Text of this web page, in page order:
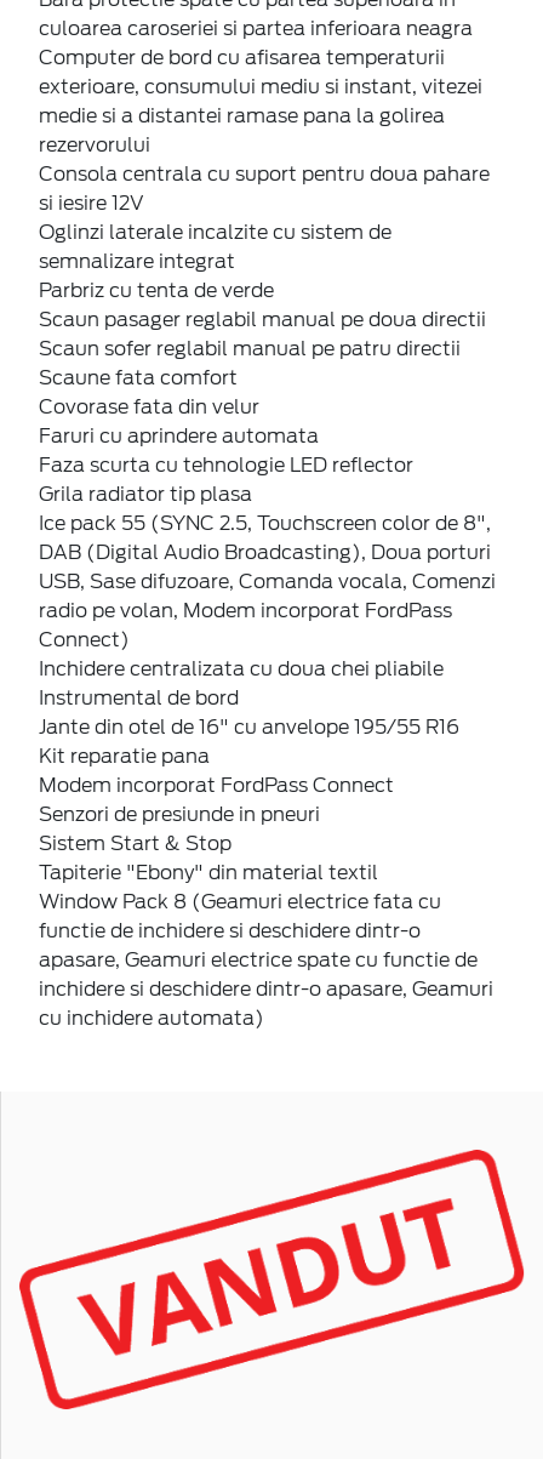
culoarea caroseriei si partea inferioara neagra
Computer de bord cu afisarea temperaturii
exterioare, consumului mediu si instant, vitezei
medie si a distantei ramase pana la golirea
rezervorului
Consola centrala cu suport pentru doua pahare
si iesire 12V
Oglinzi laterale incalzite cu sistem de
semnalizare integrat
Parbriz cu tenta de verde
Scaun pasager reglabil manual pe doua directii
Scaun sofer reglabil manual pe patru directii
Scaune fata comfort
Covorase fata din velur
Faruri cu aprindere automata
Faza scurta cu tehnologie LED reflector
Grila radiator tip plasa
Ice pack 55 (SYNC 2.5, Touchscreen color de 8",
DAB (Digital Audio Broadcasting), Doua porturi
USB, Sase difuzoare, Comanda vocala, Comenzi
radio pe volan, Modem incorporat FordPass
Connect)
Inchidere centralizata cu doua chei pliabile
Instrumental de bord
Jante din otel de 16" cu anvelope 195/55 R16
Kit reparatie pana
Modem incorporat FordPass Connect
Senzori de presiunde in pneuri
Sistem Start & Stop
Tapiterie "Ebony" din material textil
Window Pack 8 (Geamuri electrice fata cu
functie de inchidere si deschidere dintr-o
apasare, Geamuri electrice spate cu functie de
inchidere si deschidere dintr-o apasare, Geamuri
cu inchidere automata)